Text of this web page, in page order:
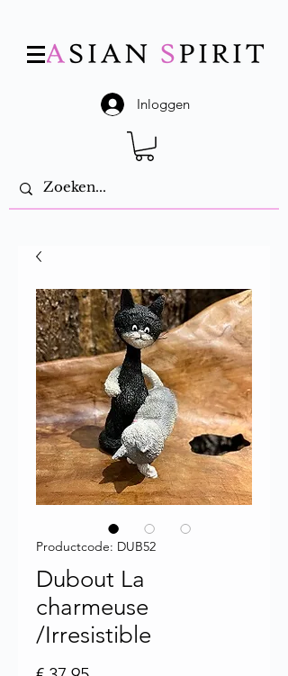
Inloggen
Productcode: DUB52
Dubout La
charmeuse
/Irresistible